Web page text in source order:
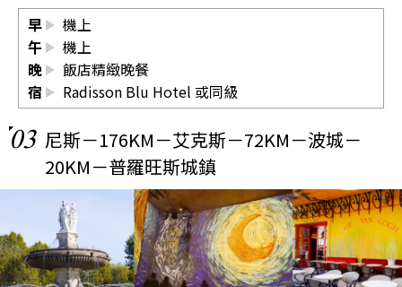
早
機上
午
機上
晚
飯店精緻晚餐
宿
Radisson Blu Hotel 或同級
03 尼斯－176KM－艾克斯－72KM－波城－
20KM－普羅旺斯城鎮